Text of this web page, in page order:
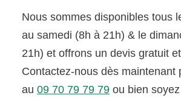
Nous sommes disponibles tous
au samedi (8h à 21h) & le
21h) et offrons un devis gratuit
Contactez-nous dès maintenant
au09 70 79 79 79 ou bien